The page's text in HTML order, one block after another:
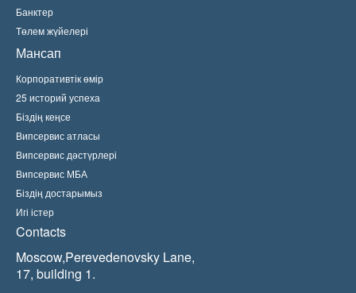
Банктер
Төлем жүйелері
Мансап
Корпоративтік өмір
25 историй успеха
Біздің кеңсе
Випсервис атласы
Випсервис дәстүрлері
Випсервис МБА
Біздің достарымыз
Игі істер
Contacts
Moscow,Perevedenovsky Lane,
17, building 1.